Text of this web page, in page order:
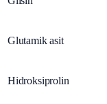
Glutamik asit
Hidroksiprolin